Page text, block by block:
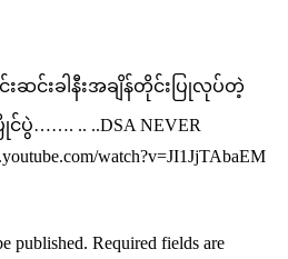
ဆင်းခါနီးအချိန်တိုင်းပြုလုပ်တဲ့
င်ပွဲ……. .. ..DSA NEVER
watch?v=JI1JjTAbaEM
published. Required fields are